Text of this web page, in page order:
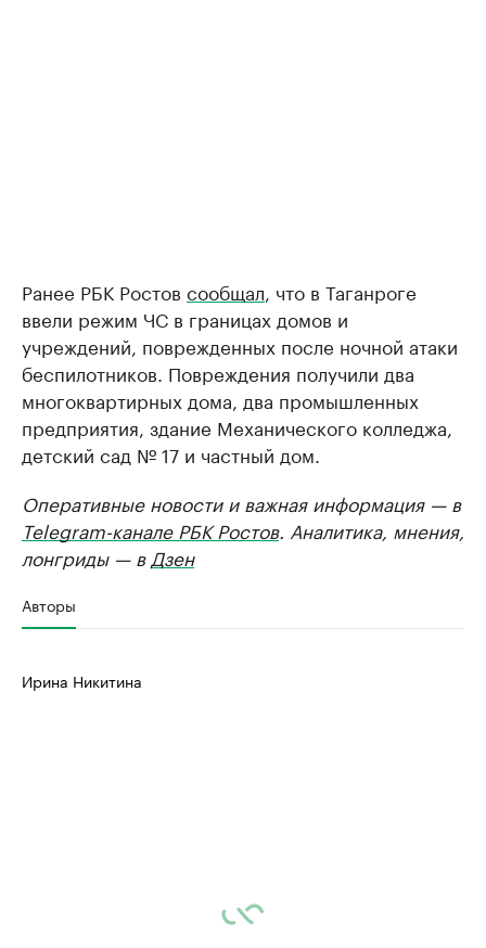
Ранее РБК Ростов сообщал , что в Таганроге
ввели режим ЧС в границах домов и
учреждений, поврежденных после ночной атаки
беспилотников. Повреждения получили два
многоквартирных дома, два промышленных
предприятия, здание Механического колледжа,
детский сад № 17 и частный дом.
Оперативные новости и важная информация — в
Telegram-канале РБК Ростов. Аналитика, мнения,
лонгриды — в Дзен
Авторы
Ирина Никитина